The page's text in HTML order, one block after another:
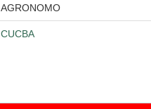
AGRONOMO
CUCBA